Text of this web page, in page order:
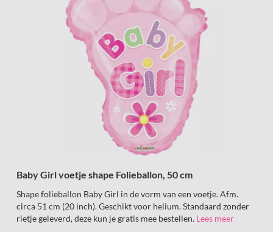
Baby Girl voetje shape Folieballon, 50 cm
Shape folieballon Baby Girl in de vorm van een voetje. Afm.
circa 51 cm (20 inch). Geschikt voor helium. Standaard zonder
rietje geleverd, deze kun je gratis mee bestellen. Lees meer